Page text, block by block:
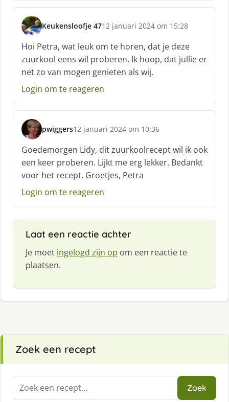
Keukensloofje 47
s
c
h
r
e
e
:
12 januari 2024 om 15:28
Hoi Petra, wat leuk om te horen, dat je deze
zuurkool eens wil proberen. Ik hoop, dat jullie er
net zo van mogen genieten als wij.
Login om te reageren
pwiggers
s
c
h
r
e
e
:
12 januari 2024 om 10:36
Goedemorgen Lidy, dit zuurkoolrecept wil ik ook
een keer proberen. Lijkt me erg lekker. Bedankt
voor het recept. Groetjes, Petra
Login om te reageren
Laat een reactie achter
Je moet ingelogd zijn op om een reactie te
plaatsen.
Zoek een recept
Zoeken
naar:
Zoek